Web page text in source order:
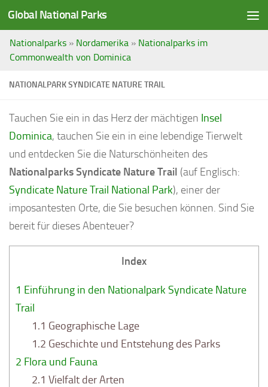
Saltar al contenido
Global National Parks
Nationalparks » Nordamerika » Nationalparks im
Commonwealth von Dominica
NATIONALPARK SYNDICATE NATURE TRAIL
Tauchen Sie ein in das Herz der mächtigen Insel
Dominica, tauchen Sie ein in eine lebendige Tierwelt
und entdecken Sie die Naturschönheiten des
Nationalparks Syndicate Nature Trail (auf Englisch:
Syndicate Nature Trail National Park), einer der
imposantesten Orte, die Sie besuchen können. Sind Sie
bereit für dieses Abenteuer?
Index
1 Einführung in den Nationalpark Syndicate Nature
Trail
1.1 Geographische Lage
1.2 Geschichte und Entstehung des Parks
2 Flora und Fauna
2.1 Vielfalt der Arten